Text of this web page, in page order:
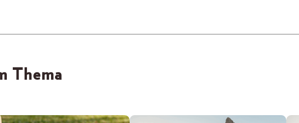
Thema